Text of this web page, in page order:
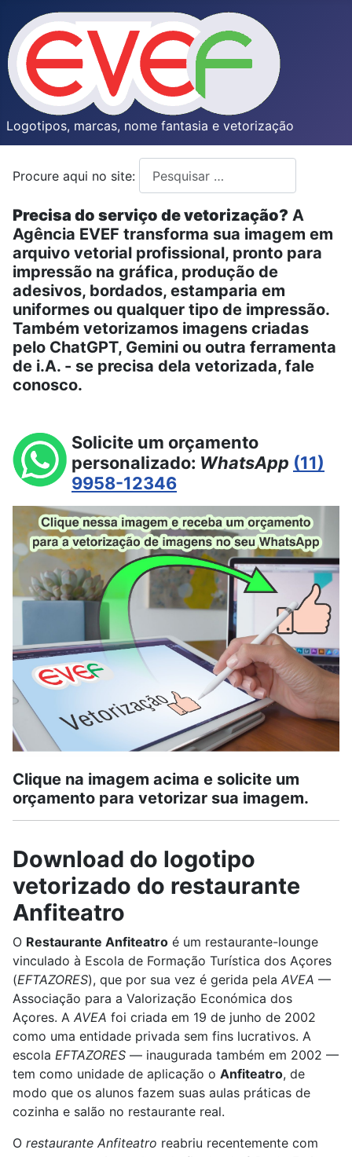
Logotipos, marcas, nome fantasia e vetorização
Procure aqui no site:
Precisa do serviço de vetorização? A
Agência EVEF transforma sua imagem em
arquivo vetorial profissional, pronto para
impressão na gráfica, produção de
adesivos, bordados, estamparia em
uniformes ou qualquer tipo de impressão.
Também vetorizamos imagens criadas
pelo ChatGPT, Gemini ou outra ferramenta
de i.A. - se precisa dela vetorizada, fale
conosco.
Solicite um orçamento
personalizado: WhatsApp (11)
9958-12346
Clique na imagem acima e solicite um
orçamento para vetorizar sua imagem.
Download do logotipo
vetorizado do restaurante
Anfiteatro
O Restaurante Anfiteatro é um restaurante-lounge
vinculado à Escola de Formação Turística dos Açores
(EFTAZORES), que por sua vez é gerida pela AVEA —
Associação para a Valorização Económica dos
Açores. A AVEA foi criada em 19 de junho de 2002
como uma entidade privada sem fins lucrativos. A
escola EFTAZORES — inaugurada também em 2002 —
tem como unidade de aplicação o Anfiteatro, de
modo que os alunos fazem suas aulas práticas de
cozinha e salão no restaurante real.
O restaurante Anfiteatro reabriu recentemente com